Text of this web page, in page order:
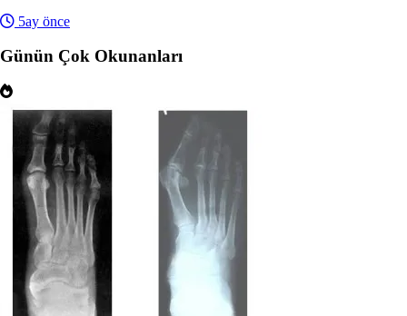
5ay önce
Günün Çok Okunanları